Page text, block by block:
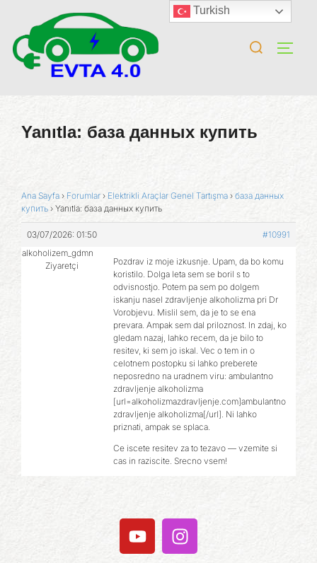
Yanıtla: база данных купить
Ana Sayfa › Forumlar › Elektrikli Araçlar Genel Tartışma › база данных
купить › Yanıtla: база данных купить
03/07/2026: 01:50
#10991
alkoholizem_gdmn
Ziyaretçi
Pozdrav iz moje izkusnje. Upam, da bo komu
koristilo. Dolga leta sem se boril s to
odvisnostjo. Potem pa sem po dolgem
iskanju nasel zdravljenje alkoholizma pri Dr
Vorobjevu. Mislil sem, da je to se ena
prevara. Ampak sem dal priloznost. In zdaj, ko
gledam nazaj, lahko recem, da je bilo to
resitev, ki sem jo iskal. Vec o tem in o
celotnem postopku si lahko preberete
neposredno na uradnem viru: ambulantno
zdravljenje alkoholizma
[url=alkoholizmazdravljenje.com]ambulantno
zdravljenje alkoholizma[/url]. Ni lahko
priznati, ampak se splaca.
Ce iscete resitev za to tezavo — vzemite si
cas in raziscite. Srecno vsem!
Turkish